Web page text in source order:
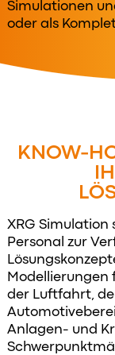
Simulationen
oder als
KNOW-
XRG
Personal zur
Modellierungen
der Luftfahrt,
Anlagen- und